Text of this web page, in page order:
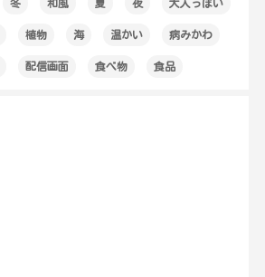
冬 和風 夏 夜 大人っぽい
植物 海 温かい 病みかわ
配信画面 食べ物 食品